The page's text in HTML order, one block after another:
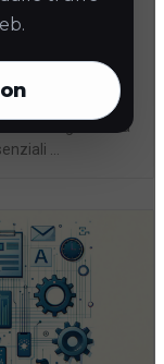
Guida
digitale e la
…